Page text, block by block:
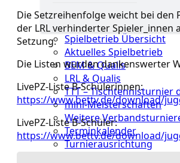
Spielbetrieb Übersicht
Aktuelles Spielbetrieb
BEM & Qualis
LRL & Qualis
TTT – Tischtennisturnier
mini-Meisterschaften
Weitere
Terminkalender
Turnierausrichtung
Die Setzreihenfolge weicht bei den
der LRL verhinderter
Setzung.
Die Listen wurden dankenswerter
LivePZ-Liste B-Schülerinnen:
https://www.bettv.de/download/
LivePZ-Liste B-Schüler:
https://www.bettv.de/download/